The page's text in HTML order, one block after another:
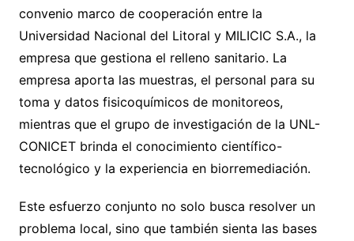
convenio marco de cooperación entre la
Universidad Nacional del Litoral y MILICIC S.A., la
empresa que gestiona el relleno sanitario. La
empresa aporta las muestras, el personal para su
toma y datos fisicoquímicos de monitoreos,
mientras que el grupo de investigación de la UNL-
CONICET brinda el conocimiento científico-
tecnológico y la experiencia en biorremediación.
Este esfuerzo conjunto no solo busca resolver un
problema local, sino que también sienta las bases